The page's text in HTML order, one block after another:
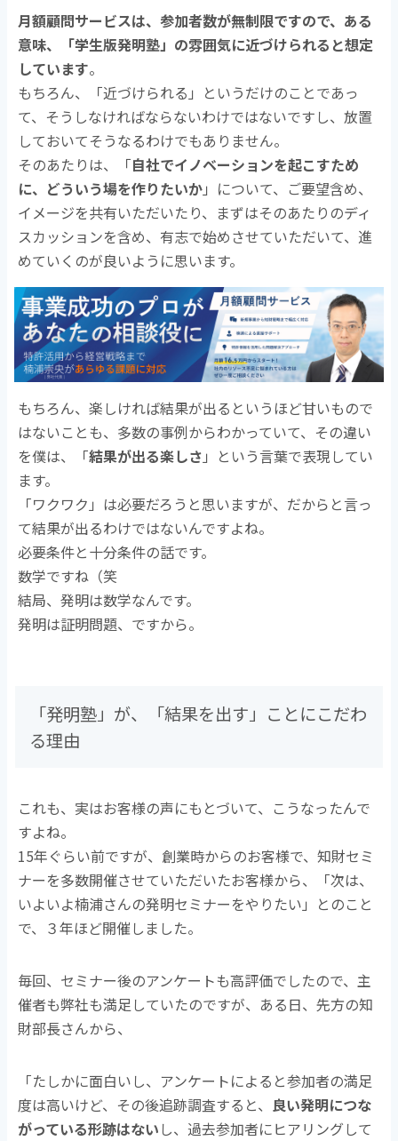
月額顧問サービスは、参加者数が無制限ですので、ある
意味、「学生版発明塾」の雰囲気に近づけられると想定
しています。
もちろん、「近づけられる」というだけのことであっ
て、そうしなければならないわけではないですし、放置
しておいてそうなるわけでもありません。
そのあたりは、「自社でイノベーションを起こすため
に、どういう場を作りたいか」について、ご要望含め、
イメージを共有いただいたり、まずはそのあたりのディ
スカッションを含め、有志で始めさせていただいて、進
めていくのが良いように思います。
もちろん、楽しければ結果が出るというほど甘いもので
はないことも、多数の事例からわかっていて、その違い
を僕は、「結果が出る楽しさ 」という言葉で表現してい
ます。
「ワクワク」は必要だろうと思いますが、だからと言っ
て結果が出るわけではないんですよね。
必要条件と十分条件の話です。
数学ですね（笑
結局、発明は数学なんです。
発明は証明問題、ですから。
「発明塾」が、「結果を出す」ことにこだわ
る理由
これも、実はお客様の声にもとづいて、こうなったんで
すよね。
15年ぐらい前ですが、創業時からのお客様で、知財セミ
ナーを多数開催させていただいたお客様から、「次は、
いよいよ楠浦さんの発明セミナーをやりたい」とのこと
で、３年ほど開催しました。
毎回、セミナー後のアンケートも高評価でしたので、主
催者も弊社も満足していたのですが、ある日、先方の知
財部長さんから、
「たしかに面白いし、アンケートによると参加者の満足
度は高いけど、その後追跡調査すると、 良い発明につな
がっている形跡はない し、過去参加者にヒアリングして